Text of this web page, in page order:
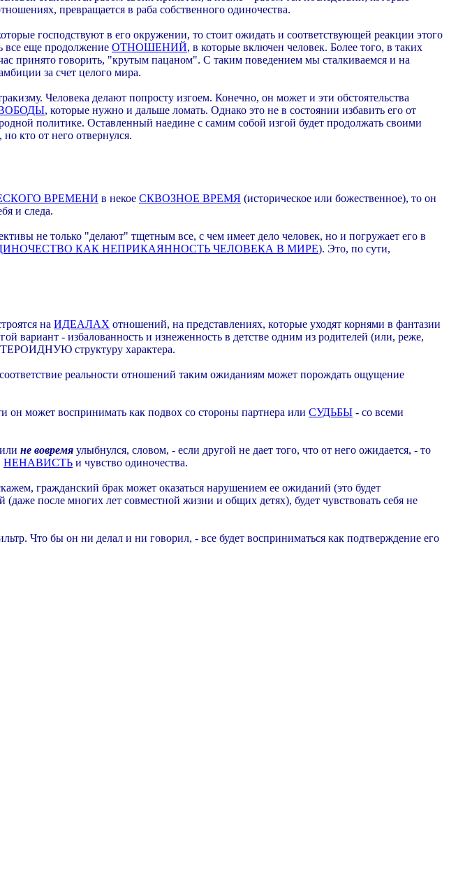
превращается в раба собственного одиночества.
господствуют в его окружении, то стоит ожидать и соответствующей реакции этого
все еще продолжение ОТНОШЕНИЙ, в которые включен человек. Более того, в таких
принято говорить, "крутым пацаном". С таким поведением мы сталкиваемся и на
за счет целого мира.
Человека делают попросту изгоем. Конечно, он может и эти обстоятельства
, которые нужно и дальше ломать. Однако это не в состоянии избавить его от
политике. Оставленный наедине с самим собой изгой будет продолжать своими
кто от него отвернулся.
ВРЕМЕНИ в некое СКВОЗНОЕ ВРЕМЯ (историческое или божественное), то он
и следа.
не только "делают" тщетным все, с чем имеет дело человек, но и погружает его в
КАК НЕПРИКАЯННОСТЬ ЧЕЛОВЕКА В МИРЕ). Это, по сути,
на ИДЕАЛАХ отношений, на представлениях, которые уходят корнями в фантазии
- избалованность и изнеженность в детстве одним из родителей (или, реже,
структуру характера.
реальности отношений таким ожиданиям может порождать ощущение
он может воспринимать как подвох со стороны партнера или СУДЬБЫ - со всеми
или не вовремя улыбнулся, словом, - если другой не дает того, что от него ожидается, - то
НЕНАВИСТЬ и чувство одиночества.
гражданский брак может оказаться нарушением ее ожиданий (это будет
(даже после многих лет совместной жизни и общих детях), будет чувствовать себя не
Что бы он ни делал и ни говорил, - все будет восприниматься как подтверждение его